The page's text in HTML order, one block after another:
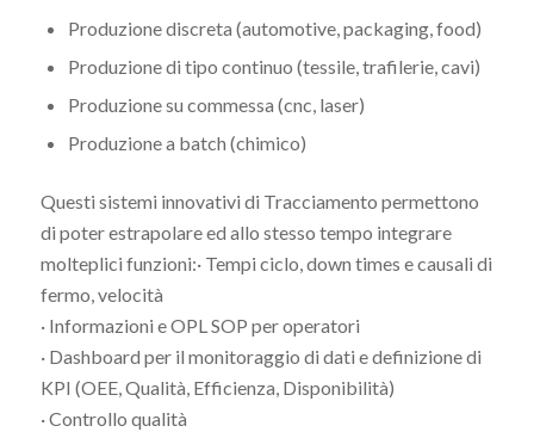
Produzione discreta (automotive, packaging, food)
Produzione di tipo continuo (tessile, trafilerie, cavi)
Produzione su commessa (cnc, laser)
Produzione a batch (chimico)
Questi sistemi innovativi di Tracciamento permettono
di poter estrapolare ed allo stesso tempo integrare
molteplici funzioni:· Tempi ciclo, down times e causali di
fermo, velocità
· Informazioni e OPL SOP per operatori
· Dashboard per il monitoraggio di dati e definizione di
KPI (OEE, Qualità, Efficienza, Disponibilità)
· Controllo qualità